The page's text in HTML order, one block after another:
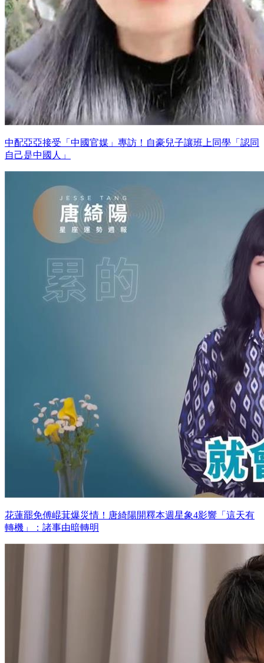
中配亞亞接受「中國官媒」專訪！自豪兒子讓班上同學「認同
自己是中國人」
花蓮罷免傅崐萁爆災情！唐綺陽開釋本週星象4影響「這天有
轉機」：諸事由暗轉明